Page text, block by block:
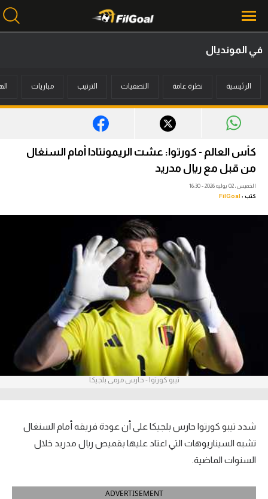
أخبار
ميركاتو
فانتازي في الجول
مسابقة التوقعات
ركن الألعاب
بطولات
أمريكا 2026
الدوري الإنجليزي الممتاز
الدوري الإسباني
في المونديال
الرئيسية نظرة عامة التصفيات الترتيب مباريات
كأس العالم - كورتوا: عشت الريمونتادا أمام السنغال
من قبل مع ريال مدريد
الخميس، 02 يوليه 2026 - 16:30
كتب : FilGoal
تيبو كورتوا - حارس مرمى بلجيكا
شدد تيبو كورتوا حارس بلجيكا على أن عودة فريقه أمام السنغال
تشبه السيناريوهات التي اعتاد عليها بقميص ريال مدريد خلال
السنوات الماضية.
ADVERTISEMENT